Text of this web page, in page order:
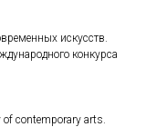
искусств.
конкурса
of contemporary arts.